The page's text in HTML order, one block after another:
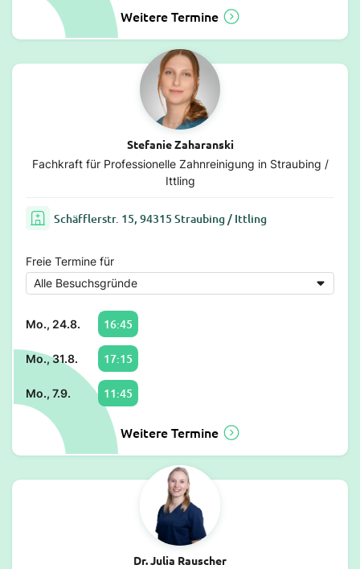
Weitere Termine
Stefanie Zaharanski
Fachkraft für Professionelle Zahnreinigung in Straubing /
Ittling
Schäfflerstr. 15, 94315 Straubing / Ittling
Freie Termine für
Mo., 24.8. 16:45
Mo., 31.8. 17:15
Mo., 7.9. 11:45
Weitere Termine
Dr. Julia Rauscher